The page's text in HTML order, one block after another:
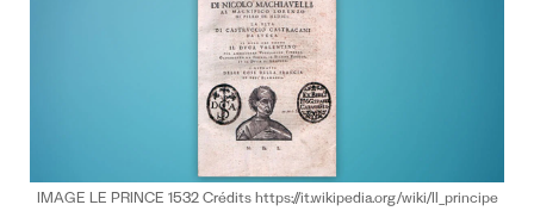
IMAGE LE PRINCE 1532 Crédits https://it.wikipedia.org/wiki/Il_principe